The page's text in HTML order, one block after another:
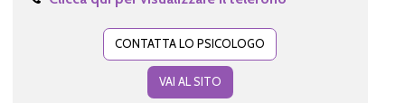
CONTATTA LO PSICOLOGO
VAI AL SITO